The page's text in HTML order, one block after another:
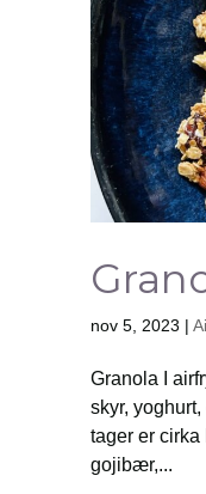
nov 5, 2023 |
Granola I
skyr,
tager er
gojibær,...